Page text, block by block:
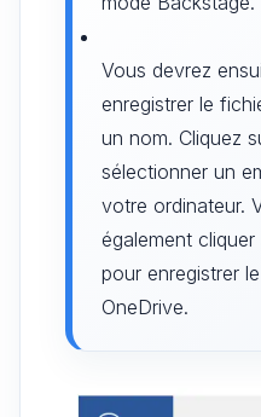
Vous devrez
enregistrer le
un nom. Cliquez
sélectionner un
votre ordinateur.
également
pour enregistrer
OneDrive.